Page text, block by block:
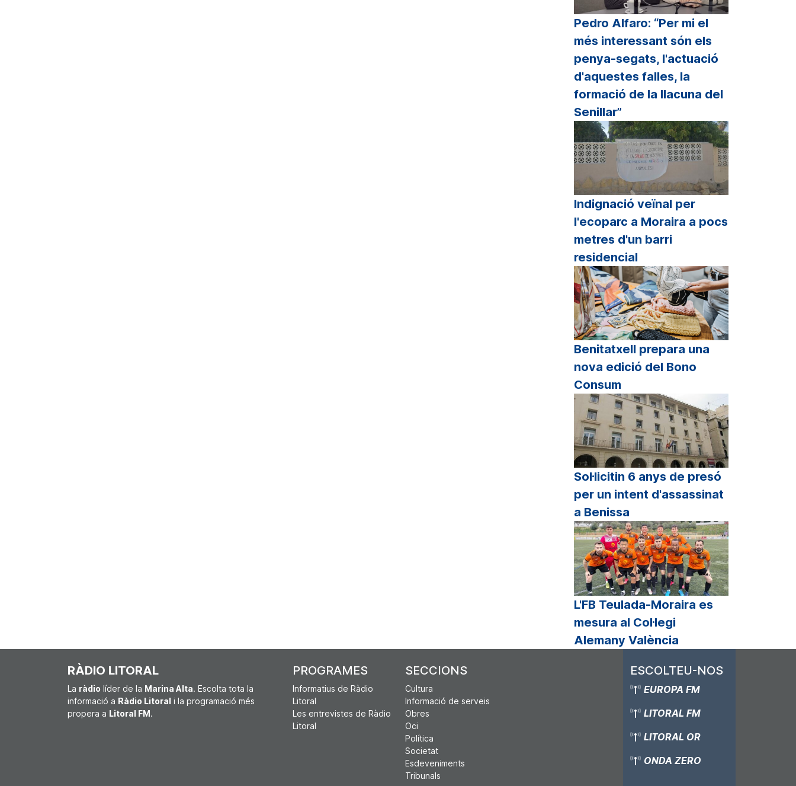
Pedro Alfaro: “Per mi el
més interessant són els
penya-segats, l'actuació
d'aquestes falles, la
formació de la llacuna del
Senillar”
Indignació veïnal per
l'ecoparc a Moraira a pocs
metres d'un barri
residencial
Benitatxell prepara una
nova edició del Bono
Consum
Sol·licitin 6 anys de presó
per un intent d'assassinat
a Benissa
L'FB Teulada-Moraira es
mesura al Col·legi
Alemany València
RÀDIO LITORAL
La ràdio líder de la Marina Alta. Escolta tota la
informació a Ràdio Litoral i la programació més
propera a Litoral FM.
PROGRAMES
Informatius de Ràdio
Litoral
Les entrevistes de Ràdio
Litoral
SECCIONS
Cultura
Informació de serveis
Obres
Oci
Política
Societat
Esdeveniments
Tribunals
ESCOLTEU-NOS
EUROPA FM
LITORAL FM
LITORAL OR
ONDA ZERO